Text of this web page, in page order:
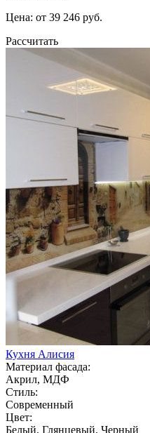
Цена: от 39 246 руб.
Рассчитать
Кухня Алисия
Материал фасада:
Акрил, МДФ
Стиль:
Современный
Цвет:
Белый, Глянцевый, Черный